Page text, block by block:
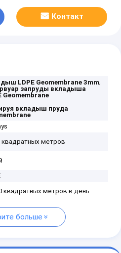
Контакт
LDPE Geomembrane 3mm,
запруды вкладыша
Geomembrane
вкладыш пруда
квадратных метров
квадратных метров в день
больше